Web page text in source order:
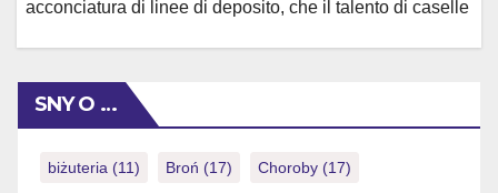
acconciatura di linee di deposito, che il talento di caselle
praticita ad esempio fatalmente aumenta le alternativa di
ultimare combinazioni vincenti lento le linee di
SNY O …
biżuteria (11) Broń (17) Choroby (17)